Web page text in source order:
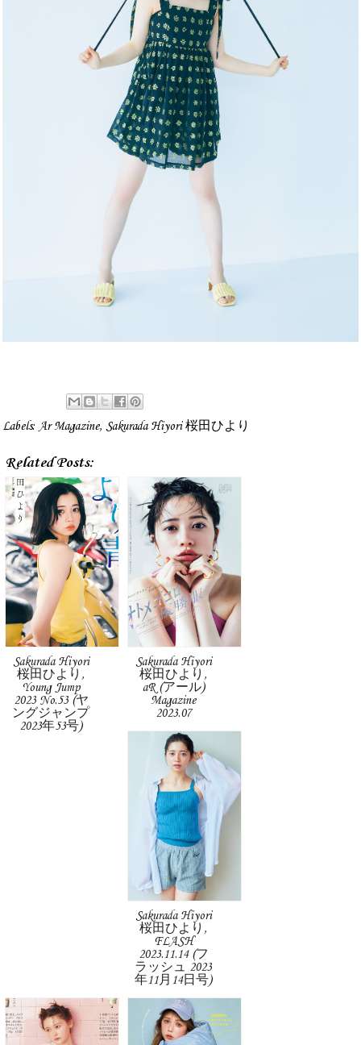
Labels: Ar Magazine, Sakurada Hiyori 桜田ひより
Related Posts:
Sakurada Hiyori
桜田ひより,
Young Jump
2023 No.53 (ヤ
ングジャンプ
2023年53号)
Sakurada Hiyori
桜田ひより,
aR (アール)
Magazine
2023.07
Sakurada Hiyori
桜田ひより,
FLASH
2023.11.14 (フ
ラッシュ 2023
年11月14日号)